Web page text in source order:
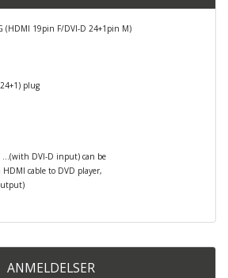
(HDMI 19pin F/DVI-D 24+1pin M)
plug
...(with DVI-D input) can be
cable to DVD player,
ANMELDELSER